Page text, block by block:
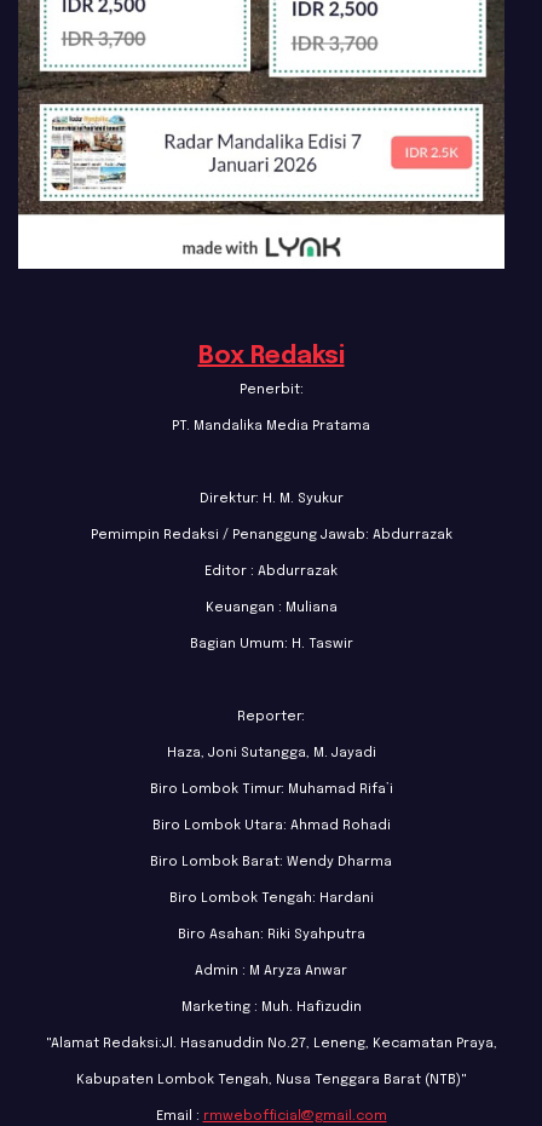
Box Redaksi
Penerbit:
PT. Mandalika Media Pratama
Direktur: H. M. Syukur
Pemimpin Redaksi / Penanggung Jawab: Abdurrazak
Editor : Abdurrazak
Keuangan : Muliana
Bagian Umum: H. Taswir
Reporter:
Haza, Joni Sutangga, M. Jayadi
Biro Lombok Timur: Muhamad Rifa’i
Biro Lombok Utara: Ahmad Rohadi
Biro Lombok Barat: Wendy Dharma
Biro Lombok Tengah: Hardani
Biro Asahan: Riki Syahputra
Admin : M Aryza Anwar
Marketing : Muh. Hafizudin
"Alamat Redaksi:Jl. Hasanuddin No.27, Leneng, Kecamatan Praya,
Kabupaten Lombok Tengah, Nusa Tenggara Barat (NTB)"
Email : rmwebofficial@gmail.com